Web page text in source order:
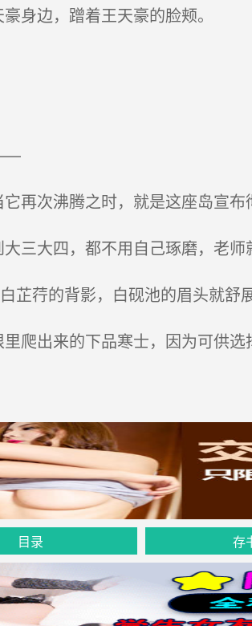
身边，蹭着王天豪的脸颊。
再次沸腾之时，就是这座岛宣布
三大四，都不用自己琢磨，老师
芷荇的背影，白砚池的眉头就舒
爬出来的下品寒士，因为可供
目录 存